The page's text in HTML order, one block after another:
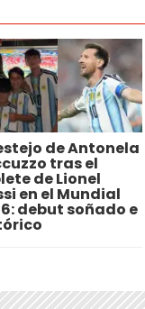
de Antonela
tras el
de Lionel
en el Mundial
debut soñado e